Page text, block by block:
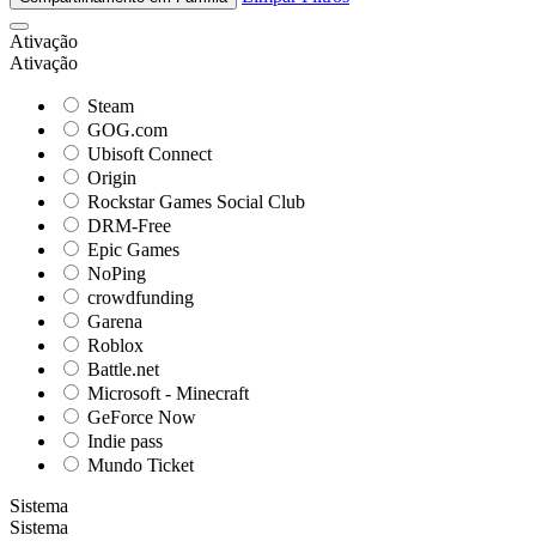
Ativação
Ativação
Steam
GOG.com
Ubisoft Connect
Origin
Rockstar Games Social Club
DRM-Free
Epic Games
NoPing
crowdfunding
Garena
Roblox
Battle.net
Microsoft - Minecraft
GeForce Now
Indie pass
Mundo Ticket
Sistema
Sistema